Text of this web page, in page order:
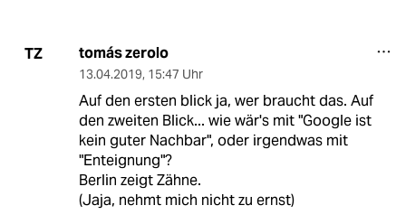
TZ tomás zerolo
13.04.2019, 15:47 Uhr
Auf den ersten blick ja, wer braucht das. Auf
den zweiten Blick... wie wär's mit "Google ist
kein guter Nachbar", oder irgendwas mit
"Enteignung"?
Berlin zeigt Zähne.
(Jaja, nehmt mich nicht zu ernst)